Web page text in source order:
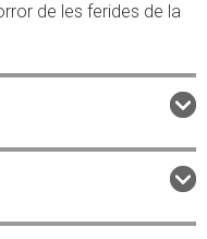
de les ferides de la